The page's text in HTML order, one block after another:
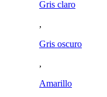
Gris claro
,
Gris oscuro
,
Amarillo